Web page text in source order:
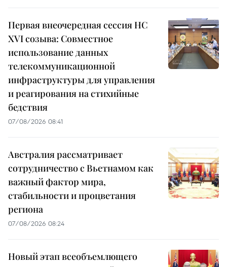
Первая внеочередная сессия НС
XVI созыва: Совместное
использование данных
телекоммуникационной
инфраструктуры для управления
и реагирования на стихийные
бедствия
07/08/2026 08:41
Австралия рассматривает
сотрудничество с Вьетнамом как
важный фактор мира,
стабильности и процветания
региона
07/08/2026 08:24
Новый этап всеобъемлющего